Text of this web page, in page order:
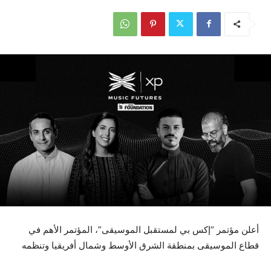
أعلن مؤتمر “إكس بي لمستقبل الموسيقى”، المؤتمر الأهم في
قطاع الموسيقى بمنطقة الشرق الأوسط وشمال أفريقيا وتنظمه